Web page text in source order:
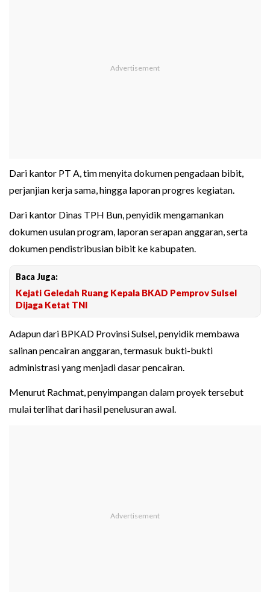
Dari kantor PT A, tim menyita dokumen pengadaan bibit,
perjanjian kerja sama, hingga laporan progres kegiatan.
Dari kantor Dinas TPH Bun, penyidik mengamankan
dokumen usulan program, laporan serapan anggaran, serta
dokumen pendistribusian bibit ke kabupaten.
Baca Juga:
Kejati Geledah Ruang Kepala BKAD Pemprov Sulsel
Dijaga Ketat TNI
Adapun dari BPKAD Provinsi Sulsel, penyidik membawa
salinan pencairan anggaran, termasuk bukti-bukti
administrasi yang menjadi dasar pencairan.
Menurut Rachmat, penyimpangan dalam proyek tersebut
mulai terlihat dari hasil penelusuran awal.